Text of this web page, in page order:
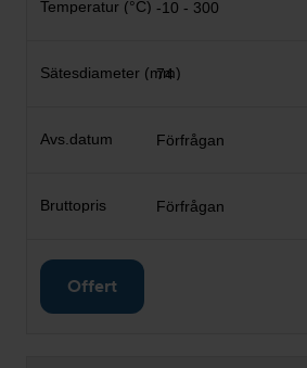
-10 - 300
74
Förfrågan
Förfrågan
Offert